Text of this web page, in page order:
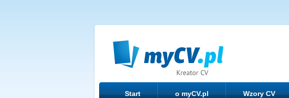
Start o myCV.pl Wzory CV